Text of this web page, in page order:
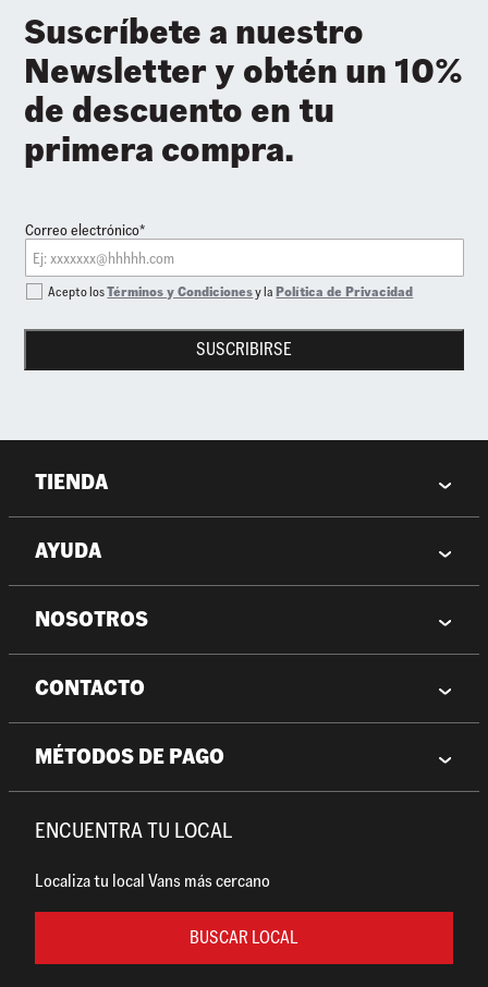
Suscríbete a nuestro
Newsletter y obtén un 10%
de descuento en tu
primera compra.
Correo electrónico*
SUSCRIBIRSE
Acepto losTérminos y Condicionesy laPolítica de Privacidad
TIENDA
AYUDA
NOSOTROS
CONTACTO
MÉTODOS DE PAGO
ENCUENTRA TU LOCAL
Localiza tu local Vans más cercano
BUSCAR LOCAL